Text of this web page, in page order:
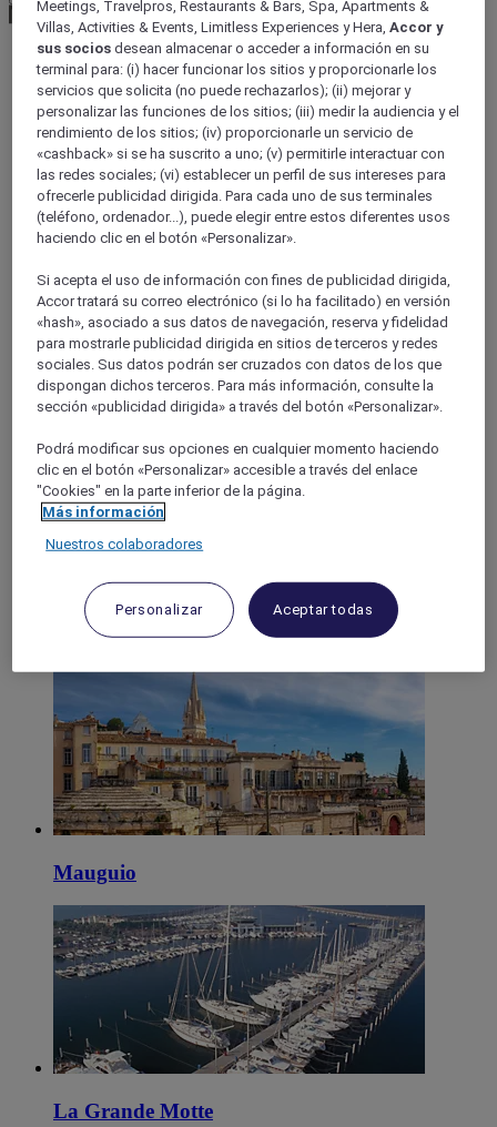
World
Europe
France
Languedoc-Roussillon
HERAULT
Lunel
Beziers
Mauguio
La Grande Motte
Meetings, Travelpros, Restaurants & Bars, Spa, Apartments &
Villas, Activities & Events, Limitless Experiences y Hera,Accor y
sus socios desean almacenar o acceder a información en su
terminal para: (i) hacer funcionar los sitios y proporcionarle los
servicios que solicita (no puede rechazarlos); (ii) mejorar y
personalizar las funciones de los sitios; (iii) medir la audiencia y el
rendimiento de los sitios; (iv) proporcionarle un servicio de
«cashback» si se ha suscrito a uno; (v) permitirle interactuar con
las redes sociales; (vi) establecer un perfil de sus intereses para
ofrecerle publicidad dirigida. Para cada uno de sus terminales
(teléfono, ordenador...), puede elegir entre estos diferentes usos
haciendo clic en el botón «Personalizar».
Si acepta el uso de información con fines de publicidad dirigida,
Accor tratará su correo electrónico (si lo ha facilitado) en versión
«hash», asociado a sus datos de navegación, reserva y fidelidad
para mostrarle publicidad dirigida en sitios de terceros y redes
sociales. Sus datos podrán ser cruzados con datos de los que
dispongan dichos terceros. Para más información, consulte la
sección «publicidad dirigida» a través del botón «Personalizar».
Podrá modificar sus opciones en cualquier momento haciendo
clic en el botón «Personalizar» accesible a través del enlace
"Cookies" en la parte inferior de la página.
Más información
Nuestros colaboradores
Personalizar Aceptar todas